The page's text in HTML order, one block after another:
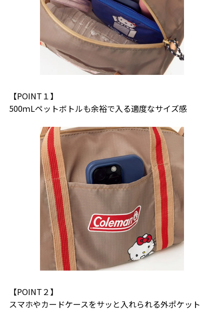
【POINT１】
500ｍLペットボトルも余裕で入る適度なサイズ感
【POINT２】
スマホやカードケースをサッと入れられる外ポケット